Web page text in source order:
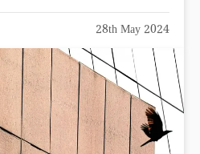
28th May 2024